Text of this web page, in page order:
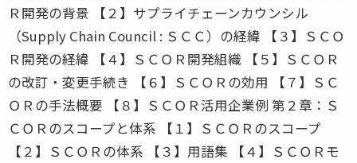
Ｒ開発の背景 【２】サプライチェーンカウンシル
（Supply Chain Council : ＳＣＣ）の経緯 【３】ＳＣＯ
Ｒ開発の経緯 【４】ＳＣＯＲ開発組織 【５】ＳＣＯＲ
の改訂・変更手続き 【６】ＳＣＯＲの効用 【７】ＳＣ
ＯＲの手法概要 【８】ＳＣＯＲ活用企業例 第２章：Ｓ
ＣＯＲのスコープと体系 【１】ＳＣＯＲのスコープ
【２】ＳＣＯＲの体系 【３】用語集 【４】ＳＣＯＲモ